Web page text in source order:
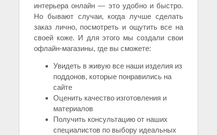
интерьера онлайн — это удобно и быстро.
Но бывают случаи, когда лучше сделать
заказ лично, посмотреть и ощутить все на
своей коже. И для этого мы создали свои
офлайн-магазины, где вы сможете:
Увидеть в живую все наши изделия из
поддонов, которые понравились на
сайте
Оценить качество изготовления и
материалов
Получить консультацию от наших
специалистов по выбору идеальных